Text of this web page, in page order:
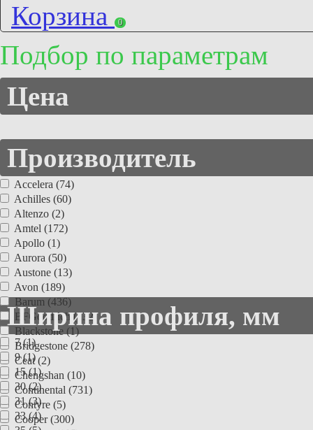
Корзина 0
Подбор по параметрам
Цена
Производитель
Accelera (74)
Achilles (60)
Altenzo (2)
Amtel (172)
Apollo (1)
Aurora (50)
Austone (13)
Avon (189)
Barum (436)
BFGoodrich (132)
Blackstone (1)
Bridgestone (278)
Ceat (2)
Chengshan (10)
Continental (731)
Contyre (5)
Cooper (300)
Ширина профиля, мм
7 (1)
9 (1)
15 (1)
30 (2)
31 (3)
33 (4)